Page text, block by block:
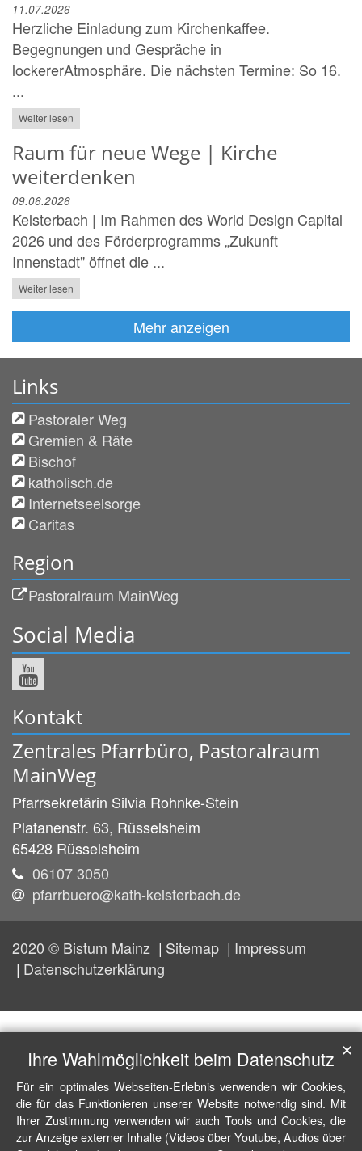
11.07.2026
Herzliche Einladung zum Kirchenkaffee.
Begegnungen und Gespräche in
lockererAtmosphäre. Die nächsten Termine: So 16.
...
Weiter lesen
Raum für neue Wege | Kirche
weiterdenken
09.06.2026
Kelsterbach | Im Rahmen des World Design Capital
2026 und des Förderprogramms „Zukunft
Innenstadt" öffnet die ...
Weiter lesen
Mehr anzeigen
Links
Pastoraler Weg
Gremien & Räte
Bischof
katholisch.de
Internetseelsorge
Caritas
Region
Pastoralraum MainWeg
Social Media
Kontakt
Zentrales Pfarrbüro, Pastoralraum
MainWeg
Pfarrsekretärin Silvia Rohnke-Stein
Platanenstr. 63, Rüsselsheim
65428 Rüsselsheim
06107 3050
pfarrbuero@kath-kelsterbach.de
2020 © Bistum Mainz Sitemap
Impressum
Datenschutzerklärung
Ihre Wahlmöglichkeit beim Datenschutz
Für ein optimales Webseiten-Erlebnis verwenden wir Cookies,
die für das Funktionieren unserer Website notwendig sind. Mit
Ihrer Zustimmung verwenden wir auch Tools und Cookies, die
zur Anzeige externer Inhalte (Videos über Youtube, Audios über
✕